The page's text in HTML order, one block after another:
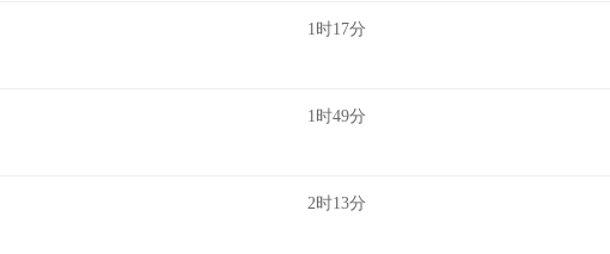
1时17分
1时49分
2时13分